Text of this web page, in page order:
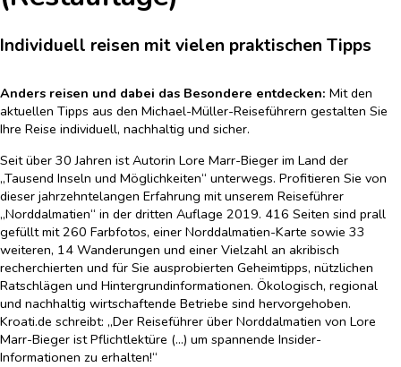
Individuell reisen mit vielen praktischen Tipps
Anders reisen und dabei das Besondere entdecken: Mit den
aktuellen Tipps aus den Michael-Müller-Reiseführern gestalten Sie
Ihre Reise individuell, nachhaltig und sicher.
Seit über 30 Jahren ist Autorin Lore Marr-Bieger im Land der
„Tausend Inseln und Möglichkeiten“ unterwegs. Profitieren Sie von
dieser jahrzehntelangen Erfahrung mit unserem Reiseführer
„Norddalmatien“ in der dritten Auflage 2019. 416 Seiten sind prall
gefüllt mit 260 Farbfotos, einer Norddalmatien-Karte sowie 33
weiteren, 14 Wanderungen und einer Vielzahl an akribisch
recherchierten und für Sie ausprobierten Geheimtipps, nützlichen
Ratschlägen und Hintergrundinformationen. Ökologisch, regional
und nachhaltig wirtschaftende Betriebe sind hervorgehoben.
Kroati.de schreibt: „Der Reiseführer über Norddalmatien von Lore
Marr-Bieger ist Pflichtlektüre (…) um spannende Insider-
Informationen zu erhalten!“